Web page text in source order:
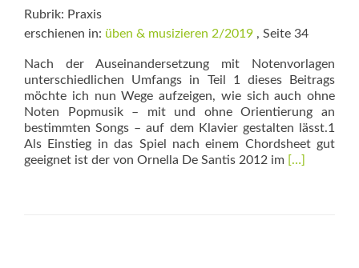
Rubrik: Praxis
erschienen in: üben & musizieren 2/2019 , Seite 34
Nach der Auseinandersetzung mit Notenvorlagen
unterschiedlichen Umfangs in Teil 1 die­ses Beitrags
möchte ich nun Wege aufzeigen, wie sich auch ohne
Noten Popmusik – mit und ohne Orientierung an
bestimmten Songs – auf dem Klavier gestalten lässt.1
Als Einstieg in das Spiel nach einem Chordsheet gut
geeignet ist der von Ornella De Santis 2012 im Read
[…]